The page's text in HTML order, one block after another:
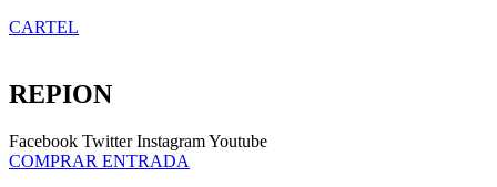
CARTEL
REPION
Facebook Twitter InstagramYoutube
COMPRAR ENTRADA